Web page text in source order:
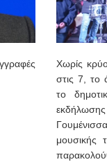
Χωρίς
στις 7, το
το
μουσικής